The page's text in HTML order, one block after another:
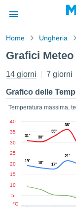
di
stati
da
che le
di
È
a
Web
Home Ungheria
Grafici
14 giorni 7 giorni
Grafico delle
Temperatura massima,
5
10
15
20
25
30
35
40
°C
31° 30°
33°
36°
19° 18° 17°
21°